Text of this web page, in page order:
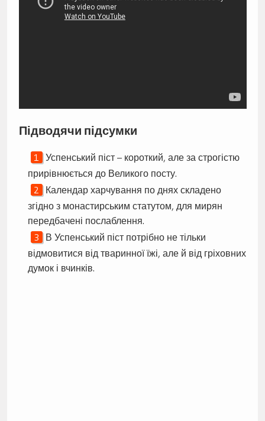
Підводячи підсумки
Успенський піст – короткий, але за строгістю
прирівнюється до Великого посту.
Календар харчування по днях складено
згідно з монастирським статутом, для мирян
передбачені послаблення.
В Успенський піст потрібно не тільки
відмовитися від тваринної їжі, але й від гріховних
думок і вчинків.